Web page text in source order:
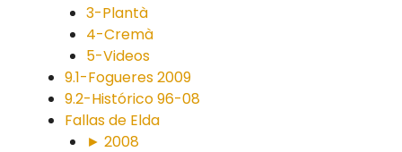
3-Plantà
4-Cremà
5-Videos
9.1-Fogueres 2009
9.2-Histórico 96-08
Fallas de Elda
► 2008